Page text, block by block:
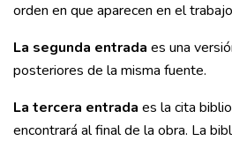
orden en que aparecen en el
La segunda entrada es una
posteriores de la misma fuente.
La tercera entrada es la cita
encontrará al final de la obra. La